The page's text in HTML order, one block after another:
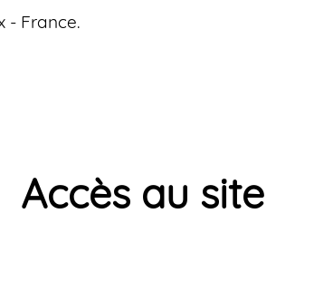
- France.
Accès au site